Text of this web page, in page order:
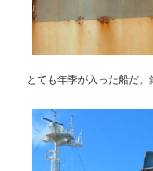
とても年季が入った船だ。